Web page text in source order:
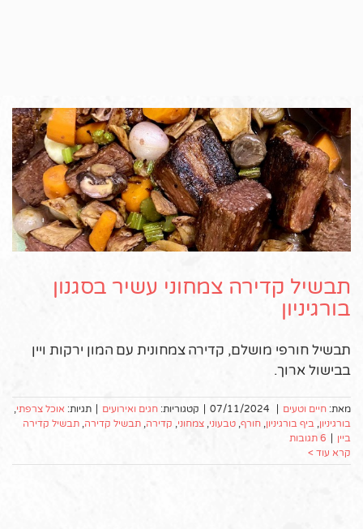
תבשיל קדירה צמחוני עשיר בסגנון
בורגיניון
תבשיל חורפי מושלם, קדירה צמחונית עם המון ירקות ויין
בבישול ארוך.
מאת: חיים וטעים 07/11/2024 קטגוריות: חגים ואירועים תגיות: אוכל צרפתי,
בורגיניון, ביף בורגיניון, חורף, טבעוני, צמחוני, קדירה, תבשיל קדירה, תבשיל קדירה
ביין
6 תגובות
קרא עוד >